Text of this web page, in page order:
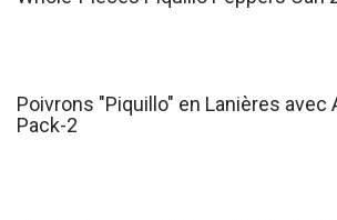
Poivrons "Piquillo" en Lanières avec
Pack-2